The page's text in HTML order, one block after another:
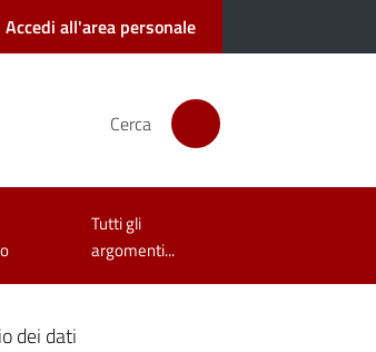
Accedi all'area personale
Cerca
Tutti gli
argomenti...
dei dati